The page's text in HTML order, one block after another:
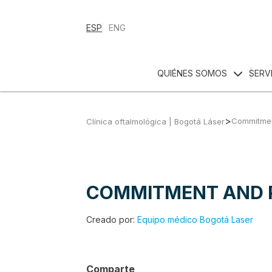
ESP ENG
QUIÉNES SOMOS
Clínica oftalmológica | Bogotá Láser>
COMMITMENT AND
Creado por: Equipo médico Bogotá Laser
Comparte